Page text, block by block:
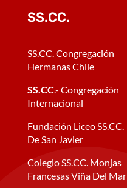
SS.CC.
SS.CC. Congregación
Hermanas Chile
SS.CC.- Congregación
Internacional
Fundación Liceo SS.CC.
De San Javier
Colegio SS.CC. Monjas
Francesas Viña Del Mar